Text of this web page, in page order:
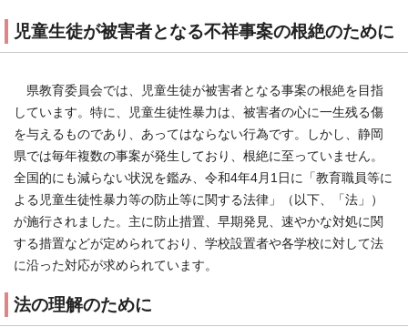
児童生徒が被害者となる不祥事案の根絶のために
県教育委員会では、児童生徒が被害者となる事案の根絶を目指
しています。特に、児童生徒性暴力は、被害者の心に一生残る傷
を与えるものであり、あってはならない行為です。しかし、静岡
県では毎年複数の事案が発生しており、根絶に至っていません。
全国的にも減らない状況を鑑み、令和4年4月1日に「教育職員等に
よる児童生徒性暴力等の防止等に関する法律」（以下、「法」）
が施行されました。主に防止措置、早期発見、速やかな対処に関
する措置などが定められており、学校設置者や各学校に対して法
に沿った対応が求められています。
法の理解のために